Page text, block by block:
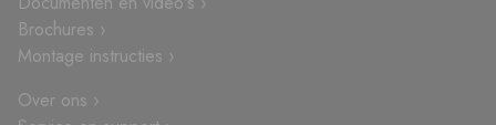
Brochures ›
Montage instructies ›
Over ons ›